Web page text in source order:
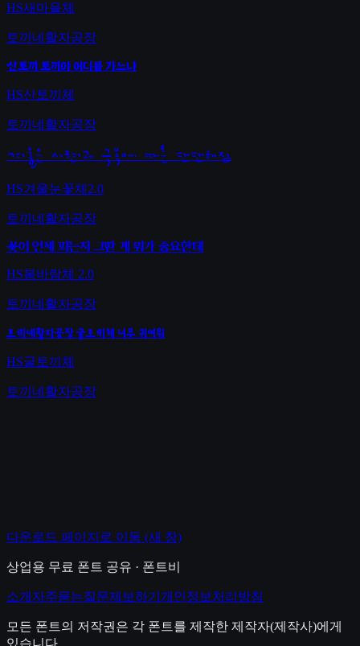
HS새마을체
토끼네활자공장
산토끼 토끼야 어디를 가느냐
HS산토끼체
토끼네활자공장
겨울은 시련과 극복에 따른 단단해짐
HS겨울눈꽃체2.0
토끼네활자공장
꽃이 언제 피는지 그딴 게 뭐가 중요한데
HS봄바람체 2.0
토끼네활자공장
토끼네활자공장 굴토끼체 너무 귀여워
HS굴토끼체
토끼네활자공장
다운로드 페이지로 이동 (새 창)
상업용 무료 폰트 공유 · 폰트비
소개 자주묻는질문제보하기 개인정보처리방침
모든 폰트의 저작권은 각 폰트를 제작한 제작자(제작사)에게